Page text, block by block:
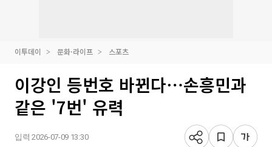
이투데이 문화·라이프 스포츠
이강인 등번호 바뀐다⋯손흥민과
같은 '7번' 유력
입력 2026-07-09 13:30